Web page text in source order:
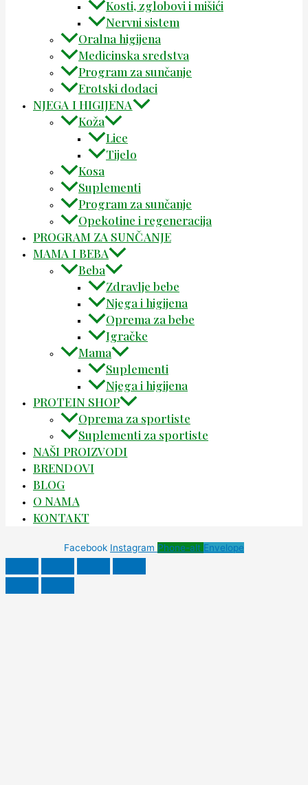
Kosti, zglobovi i mišići
Nervni sistem
Oralna higijena
Medicinska sredstva
Program za sunčanje
Erotski dodaci
NJEGA I HIGIJENA
Koža
Lice
Tijelo
Kosa
Suplementi
Program za sunčanje
Opekotine i regeneracija
PROGRAM ZA SUNČANJE
MAMA I BEBA
Beba
Zdravlje bebe
Njega i higijena
Oprema za bebe
Igračke
Mama
Suplementi
Njega i higijena
PROTEIN SHOP
Oprema za sportiste
Suplementi za sportiste
NAŠI PROIZVODI
BRENDOVI
BLOG
O NAMA
KONTAKT
Facebook Instagram Phone-alt Envelope